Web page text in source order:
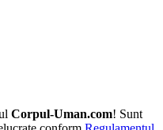
Corpul-Uman.com! Sunt